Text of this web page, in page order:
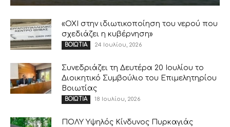
«ΟΧΙ στην ιδιωτικοποίηση του νερού που
σχεδιάζει η κυβέρνηση»
ΒΟΙΩΤΙΑ 24 Ιουλίου, 2026
Συνεδριάζει τη Δευτέρα 20 Ιουλίου το
Διοικητικό Συμβούλιο του Επιμελητηρίου
Βοιωτίας
ΒΟΙΩΤΙΑ 18 Ιουλίου, 2026
ΠΟΛΥ Υψηλός Κίνδυνος Πυρκαγιάς